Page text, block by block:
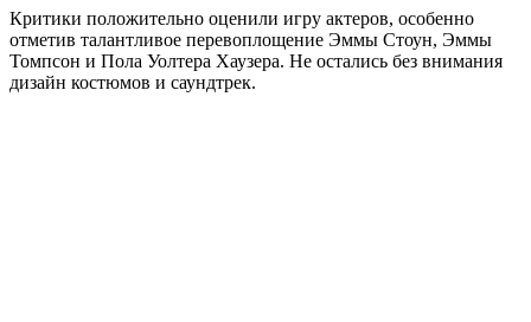
Критики положительно оценили игру актеров, особенно
отметив талантливое перевоплощение Эммы Стоун, Эммы
Томпсон и Пола Уолтера Хаузера. Не остались без внимания
дизайн костюмов и саундтрек.